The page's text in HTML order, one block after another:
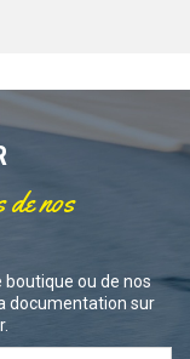
de nos
boutique ou de nos
documentation sur